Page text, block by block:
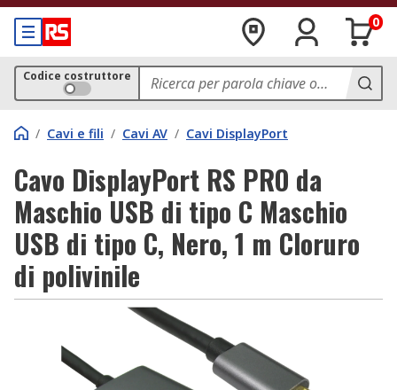
0
Codice costruttore
/ Cavi e fili / Cavi AV / Cavi DisplayPort
Cavo DisplayPort RS PRO da
Maschio USB di tipo C Maschio
USB di tipo C, Nero, 1 m Cloruro
di polivinile